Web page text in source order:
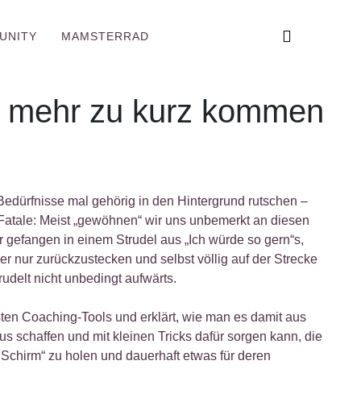
MAMSTERRAD
zu kurz kommen
mal gehörig in den Hintergrund rutschen –
Meist „gewöhnen“ wir uns unbemerkt an diesen
in einem Strudel aus „Ich würde so gern“s,
nur zurückzustecken und selbst völlig auf der Strecke
nicht unbedingt aufwärts.
Coaching-Tools und erklärt, wie man es damit aus
schaffen und mit kleinen Tricks dafür sorgen kann, die
zu holen und dauerhaft etwas für deren